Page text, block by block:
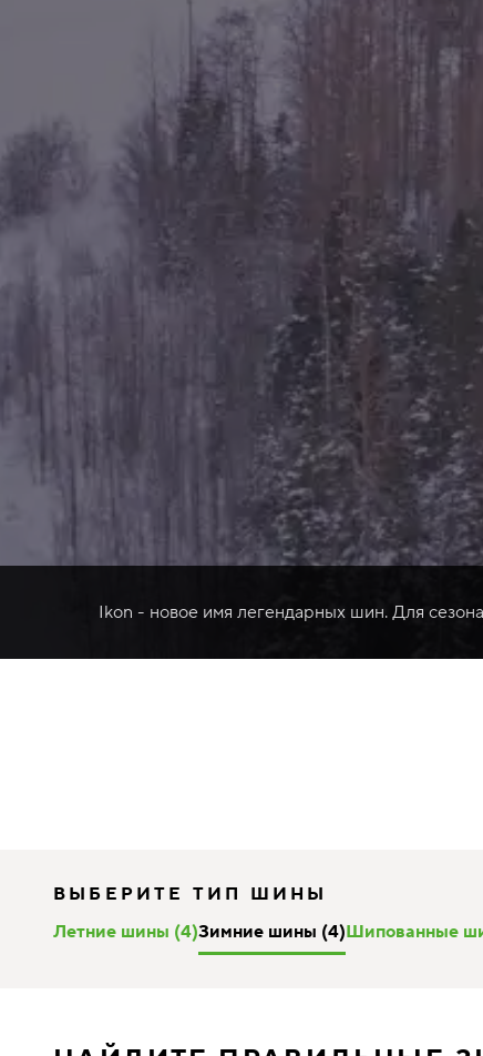
Ikon - новое имя легендарных шин. Для
ВЫБЕРИТЕ ТИП ШИНЫ
Летние шины (4)Зимние шины (4)Шипованные